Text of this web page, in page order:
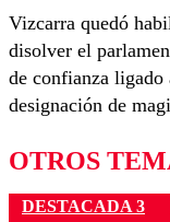
Vizcarra quedó
disolver el
de confianza ligado
designación de
OTROS
DESTACADA 3